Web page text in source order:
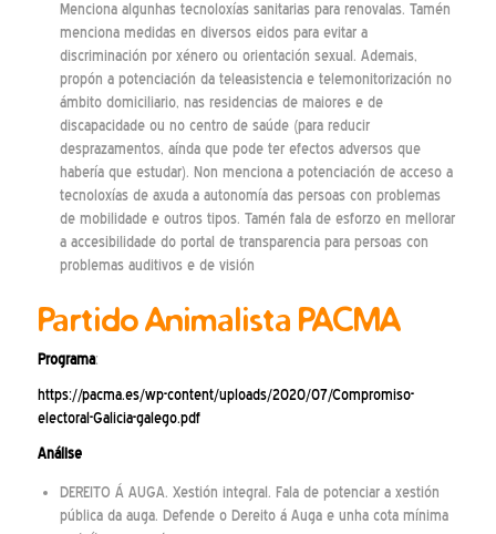
Menciona algunhas tecnoloxías sanitarias para renovalas. Tamén
menciona medidas en diversos eidos para evitar a
discriminación por xénero ou orientación sexual. Ademais,
propón a potenciación da teleasistencia e telemonitorización no
ámbito domiciliario, nas residencias de maiores e de
discapacidade ou no centro de saúde (para reducir
desprazamentos, aínda que pode ter efectos adversos que
habería que estudar). Non menciona a potenciación de acceso a
tecnoloxías de axuda a autonomía das persoas con problemas
de mobilidade e outros tipos. Tamén fala de esforzo en mellorar
a accesibilidade do portal de transparencia para persoas con
problemas auditivos e de visión
Partido Animalista PACMA
Programa:
https://pacma.es/wp-content/uploads/2020/07/Compromiso-
electoral-Galicia-galego.pdf
Análise
DEREITO Á AUGA. Xestión integral. Fala de potenciar a xestión
pública da auga. Defende o Dereito á Auga e unha cota mínima